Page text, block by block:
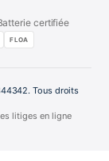
certifiée
FLOA
Tous droits
litiges en ligne